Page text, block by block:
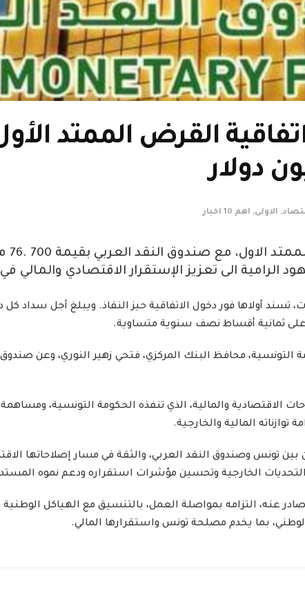
القرض الممتد
, الاولى, اهم 10 اخبار
الرامية الى تعزيز الإستقرار الاقتصادي والمالي
أولاها فور دخول الاتفاقية حيز النفاذ. ويبلغ أجل سداد
ثمانية أقساط نصف سنوية متساوية.
التونسية، محافظ البنك المركزي، فتحي زهير النوري، وعن
الاقتصادية والمالية، الذي تنفذه الحكومة التونسية،
المالية والخارجية.
تونس وصندوق النقد العربي، والثقة في مسار إصلاحاتها
الخارجية وتحسين مؤشرات استقراره ودعم نموه
صادر عنه، التزامه بمواصلة العمل، بالتنسيق مع الهياكل
الوطني، بما يخدم مصلحة تونس واستقرارها المالي.